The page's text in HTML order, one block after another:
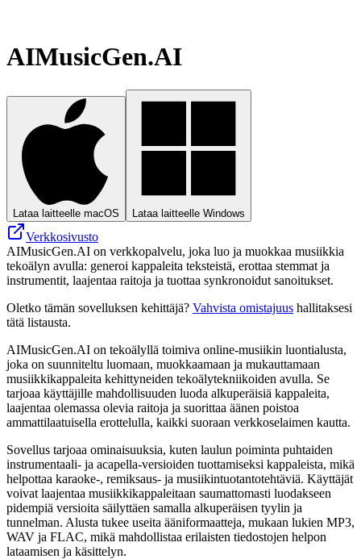
AIMusicGen.AI
Lataa laitteelle macOS Lataa laitteelle Windows
Verkkosivusto
AIMusicGen.AI on verkkopalvelu, joka luo ja muokkaa musiikkia
tekoälyn avulla: generoi kappaleita teksteistä, erottaa stemmat ja
instrumentit, laajentaa raitoja ja tuottaa synkronoidut sanoitukset.
Oletko tämän sovelluksen kehittäjä? Vahvista omistajuus hallitaksesi
tätä listausta.
AIMusicGen.AI on tekoälyllä toimiva online-musiikin luontialusta,
joka on suunniteltu luomaan, muokkaamaan ja mukauttamaan
musiikkikappaleita kehittyneiden tekoälytekniikoiden avulla. Se
tarjoaa käyttäjille mahdollisuuden luoda alkuperäisiä kappaleita,
laajentaa olemassa olevia raitoja ja suorittaa äänen poistoa
ammattilaatuisella erottelulla, kaikki suoraan verkkoselaimen kautta.
Sovellus tarjoaa ominaisuuksia, kuten laulun poiminta puhtaiden
instrumentaali- ja acapella-versioiden tuottamiseksi kappaleista, mikä
helpottaa karaoke-, remiksaus- ja musiikintuotantotehtäviä. Käyttäjät
voivat laajentaa musiikkikappaleitaan saumattomasti luodakseen
pidempiä versioita säilyttäen samalla alkuperäisen tyylin ja
tunnelman. Alusta tukee useita ääniformaatteja, mukaan lukien MP3,
WAV ja FLAC, mikä mahdollistaa erilaisten tiedostojen helpon
lataamisen ja käsittelyn.